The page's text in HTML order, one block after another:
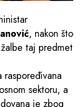
, nakon što
taj predmet
raspoređivana
sektoru, a
je zbog